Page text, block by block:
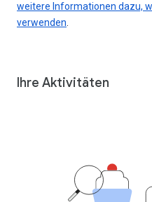
weitere Informationen dazu,
verwenden.
Ihre Aktivitäten